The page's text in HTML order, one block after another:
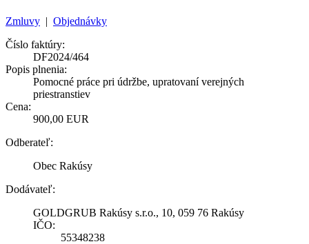
Zmluvy | Objednávky
Číslo faktúry:
DF2024/464
Popis plnenia:
Pomocné práce pri údržbe, upratovaní verejných
priestranstiev
Cena:
900,00 EUR
Odberateľ:
Obec Rakúsy
Dodávateľ:
GOLDGRUB Rakúsy s.r.o., 10, 059 76 Rakúsy
IČO:
55348238